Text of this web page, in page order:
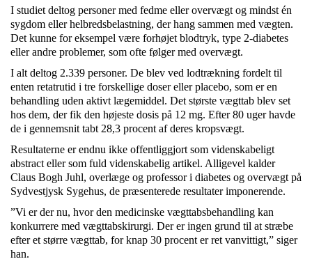
I studiet deltog personer med fedme eller overvægt og mindst én
sygdom eller helbredsbelastning, der hang sammen med vægten.
Det kunne for eksempel være forhøjet blodtryk, type 2-diabetes
eller andre problemer, som ofte følger med overvægt.
I alt deltog 2.339 personer. De blev ved lodtrækning fordelt til
enten retatrutid i tre forskellige doser eller placebo, som er en
behandling uden aktivt lægemiddel. Det største vægttab blev set
hos dem, der fik den højeste dosis på 12 mg. Efter 80 uger havde
de i gennemsnit tabt 28,3 procent af deres kropsvægt.
Resultaterne er endnu ikke offentliggjort som videnskabeligt
abstract eller som fuld videnskabelig artikel. Alligevel kalder
Claus Bogh Juhl, overlæge og professor i diabetes og overvægt på
Sydvestjysk Sygehus, de præsenterede resultater imponerende.
”Vi er der nu, hvor den medicinske vægttabsbehandling kan
konkurrere med vægttabskirurgi. Der er ingen grund til at stræbe
efter et større vægttab, for knap 30 procent er ret vanvittigt,” siger
han.